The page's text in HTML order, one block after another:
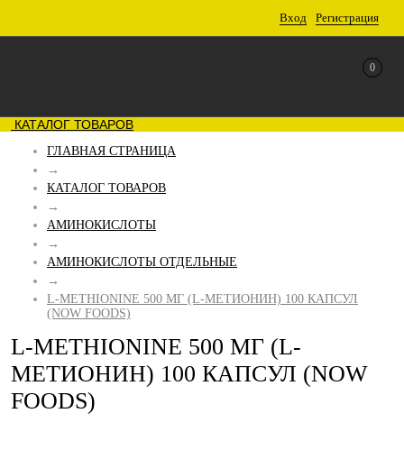
Вход Регистрация
0
КАТАЛОГ ТОВАРОВ
ГЛАВНАЯ СТРАНИЦА
→
КАТАЛОГ ТОВАРОВ
→
АМИНОКИСЛОТЫ
→
АМИНОКИСЛОТЫ ОТДЕЛЬНЫЕ
→
L-METHIONINE 500 МГ (L-МЕТИОНИН) 100 КАПСУЛ
(NOW FOODS)
L-METHIONINE 500 МГ (L-
МЕТИОНИН) 100 КАПСУЛ (NOW
FOODS)